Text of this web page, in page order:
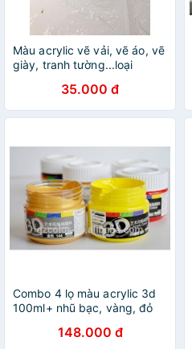
Màu acrylic vẽ vải, vẽ áo, vẽ
giày, tranh tường...loại
35.000 đ
Combo 4 lọ màu acrylic 3d
100ml+ nhũ bạc, vàng, đỏ
148.000 đ